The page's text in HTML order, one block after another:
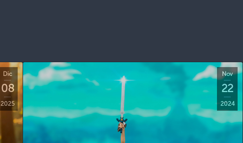
Dic
08
2025
Nov
22
2024